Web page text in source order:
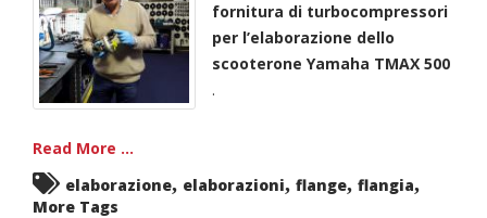
fornitura di turbocompressori
per l’elaborazione dello
scooterone Yamaha TMAX 500
.
Read More ...
elaborazione, elaborazioni, flange, flangia,
More Tags